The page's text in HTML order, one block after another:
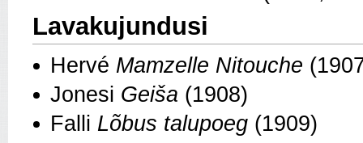
Lavakujundusi
Hervé Mamzelle Nitouche
Jonesi Geiša (1908)
Falli Lõbus talupoeg (1909)